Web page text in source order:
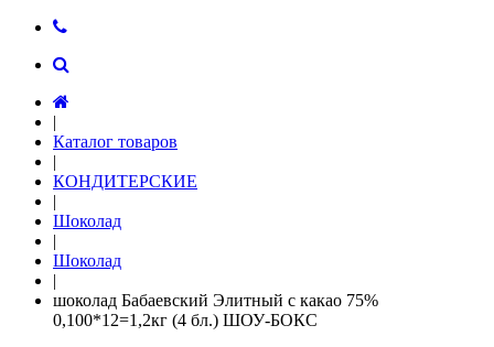
|
Каталог товаров
|
КОНДИТЕРСКИЕ
|
Шоколад
|
Шоколад
|
шоколад Бабаевский Элитный с какао 75%
0,100*12=1,2кг (4 бл.) ШОУ-БОКС